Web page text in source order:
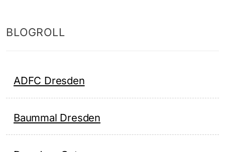
BLOGROLL
ADFC Dresden
Baummal Dresden